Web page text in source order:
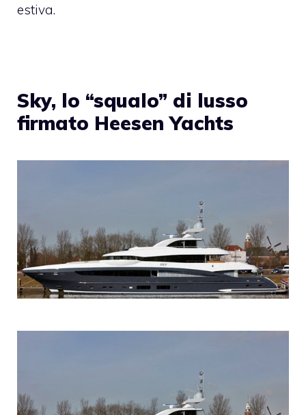
estiva.
Sky, lo “squalo” di lusso
firmato Heesen Yachts